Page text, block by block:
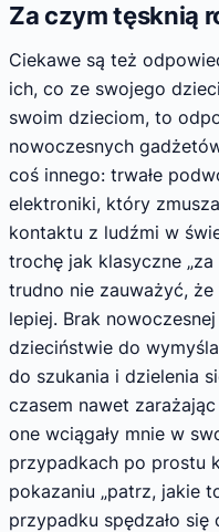
Za czym tęsknią
Ciekawe są też
ich, co ze swojego
swoim dzieciom, to
nowoczesnych
coś innego: trwałe
elektroniki, który
kontaktu z ludźmi w
trochę jak klasyczne „za
trudno nie zauważyć,
lepiej. Brak
dzieciństwie do
do szukania i dzielenia
czasem nawet
one wciągały mnie w
przypadkach po prostu
pokazaniu „patrz, jakie
przypadku spędzało się